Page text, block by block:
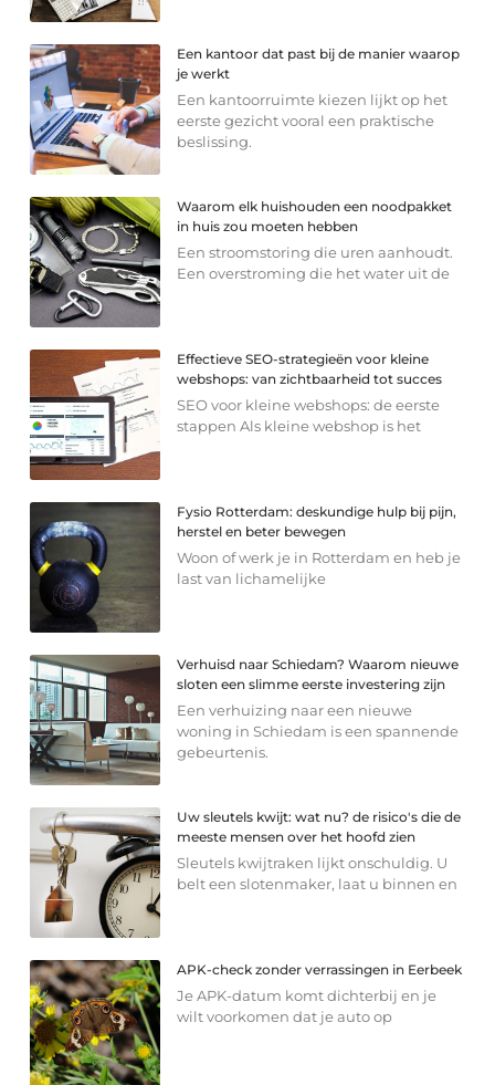
Een kantoor dat past bij de manier waarop
je werkt
Een kantoorruimte kiezen lijkt op het
eerste gezicht vooral een praktische
beslissing.
Waarom elk huishouden een noodpakket
in huis zou moeten hebben
Een stroomstoring die uren aanhoudt.
Een overstroming die het water uit de
Effectieve SEO-strategieën voor kleine
webshops: van zichtbaarheid tot succes
SEO voor kleine webshops: de eerste
stappen Als kleine webshop is het
Fysio Rotterdam: deskundige hulp bij pijn,
herstel en beter bewegen
Woon of werk je in Rotterdam en heb je
last van lichamelijke
Verhuisd naar Schiedam? Waarom nieuwe
sloten een slimme eerste investering zijn
Een verhuizing naar een nieuwe
woning in Schiedam is een spannende
gebeurtenis.
Uw sleutels kwijt: wat nu? de risico's die de
meeste mensen over het hoofd zien
Sleutels kwijtraken lijkt onschuldig. U
belt een slotenmaker, laat u binnen en
APK-check zonder verrassingen in Eerbeek
Je APK-datum komt dichterbij en je
wilt voorkomen dat je auto op